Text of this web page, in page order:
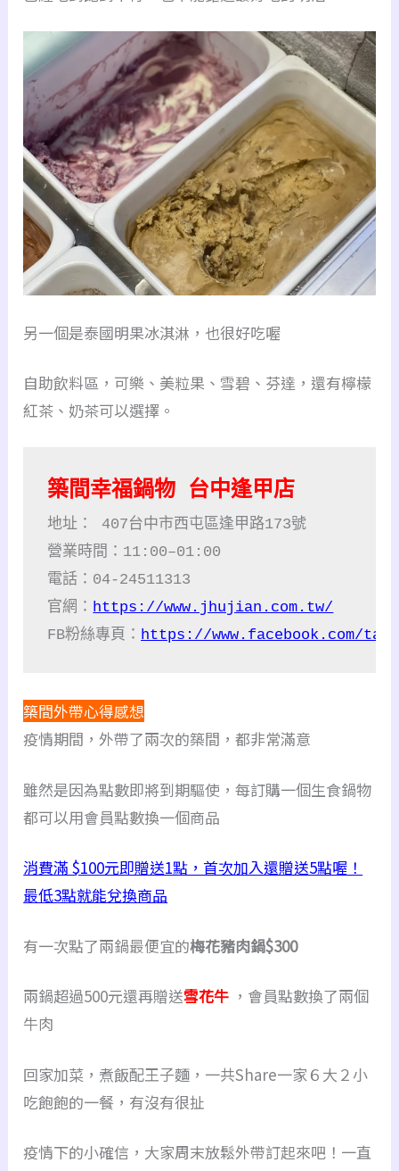
另一個是泰國明果冰淇淋，也很好吃喔
自助飲料區，可樂、美粒果、雪碧、芬達，還有檸檬
紅茶、奶茶可以選擇。
築間幸福鍋物 台中逢甲店
地址： 407台中市西屯區逢甲路173號
營業時間：11:00–01:00
電話：04-24511313
官網： https://www.jhujian.com.tw/
FB粉絲專頁： https://www.facebook.com/
築間外帶心得感想
疫情期間，外帶了兩次的築間，都非常滿意
雖然是因為點數即將到期驅使，每訂購一個生食鍋物
都可以用會員點數換一個商品
消費滿 $100元即贈送1點，首次加入還贈送5點喔！
最低3點就能兌換商品
有一次點了兩鍋最便宜的梅花豬肉鍋$300
兩鍋超過500元還再贈送雪花牛 ，會員點數換了兩個
牛肉
回家加菜，煮飯配王子麵，一共Share一家６大２小
吃飽飽的一餐，有沒有很扯
疫情下的小確信，大家周末放鬆外帶訂起來吧！一直